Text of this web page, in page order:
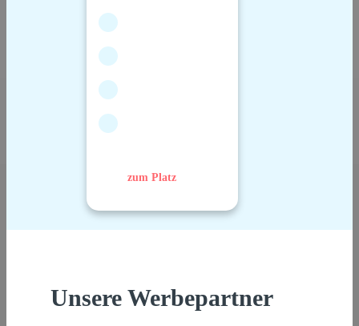
zum Platz
Unsere Werbepartner